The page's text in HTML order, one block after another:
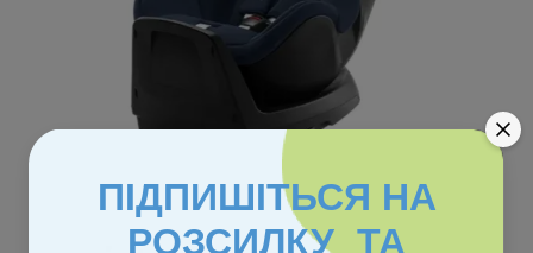
ПІДПИШІТЬСЯ НА
РОЗСИЛКУ ТА